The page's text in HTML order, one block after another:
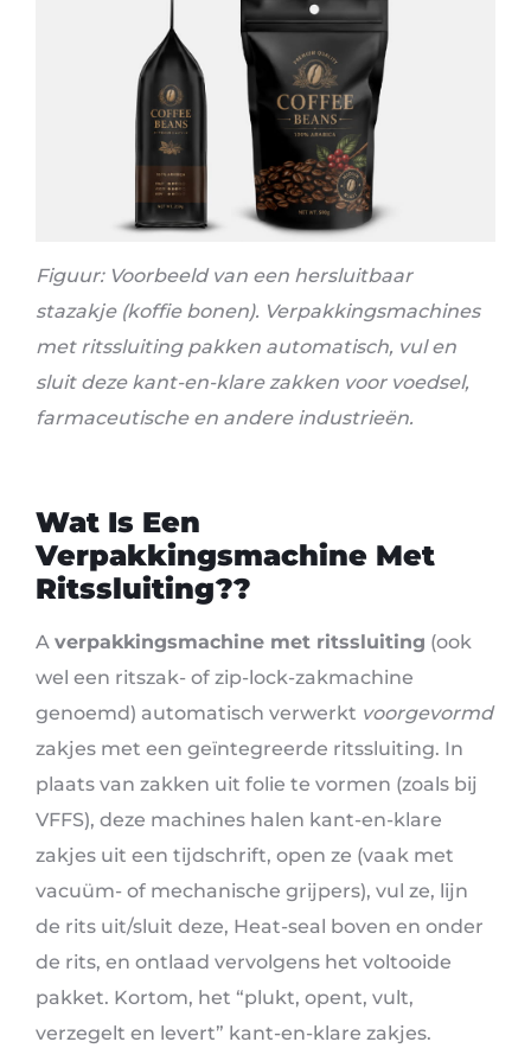
Figuur: Voorbeeld van een hersluitbaar
stazakje (koffie bonen). Verpakkingsmachines
met ritssluiting pakken automatisch, vul en
sluit deze kant-en-klare zakken voor voedsel,
farmaceutische en andere industrieën.
Wat Is Een
Verpakkingsmachine Met
Ritssluiting??
A verpakkingsmachine met ritssluiting (ook
wel een ritszak- of zip-lock-zakmachine
genoemd) automatisch verwerkt voorgevormd
zakjes met een geïntegreerde ritssluiting. In
plaats van zakken uit folie te vormen (zoals bij
VFFS), deze machines halen kant-en-klare
zakjes uit een tijdschrift, open ze (vaak met
vacuüm- of mechanische grijpers), vul ze, lijn
de rits uit/sluit deze, Heat-seal boven en onder
de rits, en ontlaad vervolgens het voltooide
pakket. Kortom, het “plukt, opent, vult,
verzegelt en levert” kant-en-klare zakjes.